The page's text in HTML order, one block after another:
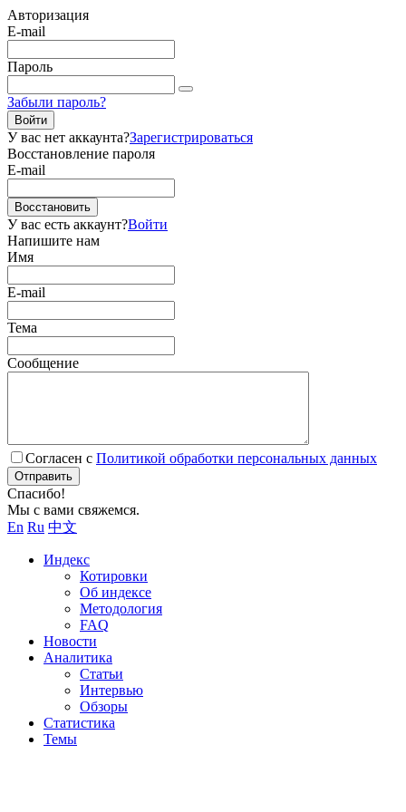
Авторизация
E-mail
Пароль
Забыли пароль?
Войти
У вас нет аккаунта?Зарегистрироваться
Восстановление пароля
E-mail
Восстановить
У вас есть аккаунт?Войти
Напишите нам
Имя
E-mail
Тема
Сообщение
Согласен с Политикой обработки персональных данных
Отправить
Спасибо!
Мы с вами свяжемся.
En Ru 中文
Индекс
Котировки
Об индексе
Методология
FAQ
Новости
Аналитика
Статьи
Интервью
Обзоры
Статистика
Темы